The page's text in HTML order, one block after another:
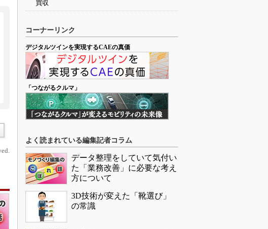
買収
コーナーリンク
デジタルツインを実現するCAEの真価
「つながるクルマ」
よく読まれている編集記者コラム
データ整理をしていて気付い
た「業務改善」に必要な考え
方について
3D技術が変えた「靴選び」
の常識